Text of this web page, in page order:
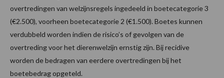
overtredingen van welzijnsregels ingedeeld in boetecategorie 3
(€2.500), voorheen boetecategorie 2 (€1.500). Boetes kunnen
verdubbeld worden indien de risico’s of gevolgen van de
overtreding voor het dierenwelzijn ernstig zijn. Bij recidive
worden de bedragen van eerdere overtredingen bij het
boetebedrag opgeteld.